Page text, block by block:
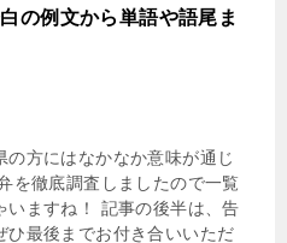
の例文から単語や語尾ま
の方にはなかなか意味が通じ
を徹底調査しましたので一覧
いますね！ 記事の後半は、告
ひ最後までお付き合いいただ